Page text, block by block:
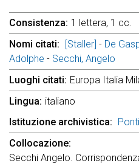
Consistenza 1 lettera, 1 cc.
Nomi citati
[Staller] - De
Adolphe - Secchi, Angelo
Luoghi citati Europa Italia
Lingua italiano
Istituzione archivistica
Collocazione
Secchi Angelo.